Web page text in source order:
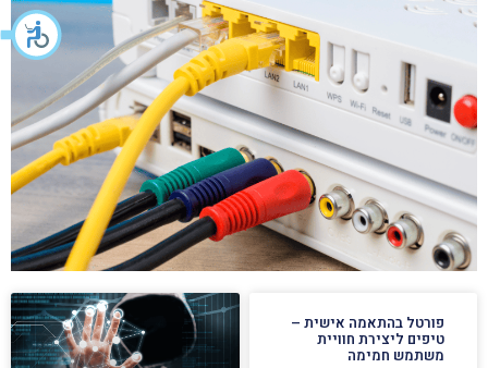
פורטל בהתאמה אישית –
טיפים ליצירת חוויית
משתמש חמימה